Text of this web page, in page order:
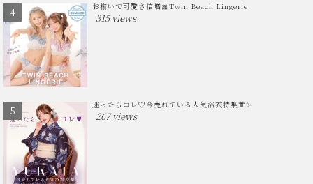
お揃いで可愛さ倍増🎀Twin Beach Lingerie
315 views
迷ったらコレ♡今売れている人気浴衣特集👘✨
267 views